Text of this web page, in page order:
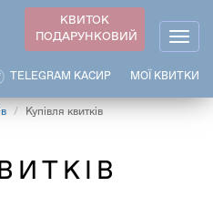
КВИТОК
ПОДАРУНКОВИЙ
МОЇ КВИТКИ
TELEGRAM КАСИР
Купівля квитків